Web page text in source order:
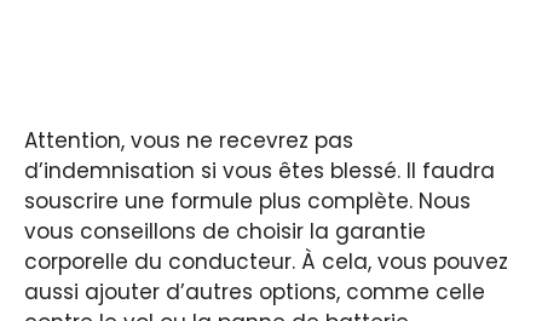
Attention, vous ne recevrez pas
d’indemnisation si vous êtes blessé. Il faudra
souscrire une formule plus complète. Nous
vous conseillons de choisir la garantie
corporelle du conducteur. À cela, vous pouvez
aussi ajouter d’autres options, comme celle